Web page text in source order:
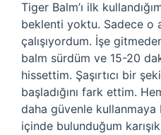
Tiger Balm’ı ilk
beklenti yoktu. Sadece o
çalışıyordum. İşe
balm sürdüm ve 15-20
hissettim. Şaşırtıcı bir
başladığını fark ettim.
daha güvenle kullanmaya
içinde bulunduğum